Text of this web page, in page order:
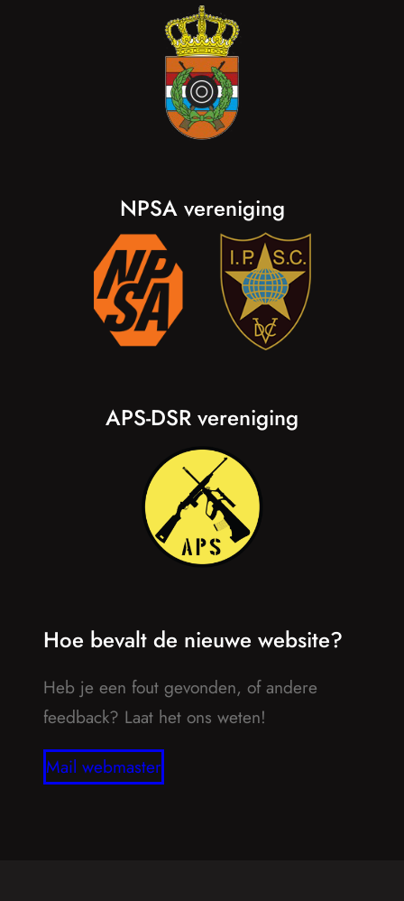
NPSA vereniging
APS-DSR vereniging
Hoe bevalt de nieuwe website?
Heb je een fout gevonden, of andere
feedback? Laat het ons weten!
Mail webmaster